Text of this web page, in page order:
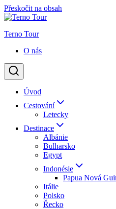
Přeskočit na obsah
Terno Tour
O nás
Úvod
Cestování
Letecky
Destinace
Albánie
Bulharsko
Egypt
Indonésie
Papua Nová
Itálie
Polsko
Řecko